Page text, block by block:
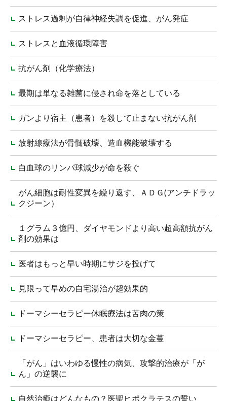
ストレス過剰が自律神経失調を促進、がん発症
ストレスと血液循環障害
抗がん剤（化学療法）
最期は単なる雑菌に侵され命を落としている
ガンより宿主（患者）を殺して止まない抗がん剤
放射線療法が骨髄破壊、造血機能破壊する
白血球のリンパ球減少が命を殺ぐ
がん細胞は耐性変異を繰り返す、ＡＤＧ(アンチドラッ
クジーン）
１グラム３億円、ダイヤモンドより高い超高額抗がん
剤の効果は
医者はもっと早い時期にサジを投げて
見限って早めの自宅湯治が超効果的
ドーマシーセラピー休眠療法は苦肉の策
ドーマシーセラピー、患者は大切な金蔓
「がん」はいわゆる慢性の病気、攻撃的治療が「が
ん」の逆襲に
自然治癒はどんなもの？医聖ヒポクラテスの誓い